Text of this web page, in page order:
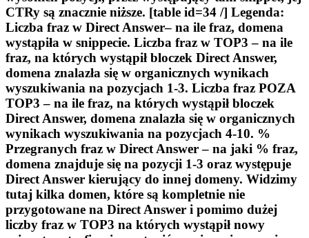
CTRy są znacznie niższe. [table id=34 /] Legenda:
Liczba fraz w Direct Answer– na ile fraz, domena
wystąpiła w snippecie. Liczba fraz w TOP3 – na ile
fraz, na których wystąpił bloczek Direct Answer,
domena znalazła się w organicznych wynikach
wyszukiwania na pozycjach 1-3. Liczba fraz POZA
TOP3 – na ile fraz, na których wystąpił bloczek
Direct Answer, domena znalazła się w organicznych
wynikach wyszukiwania na pozycjach 4-10. %
Przegranych fraz w Direct Answer– na jaki % fraz,
domena znajduje się na pozycji 1-3 oraz występuje
Direct Answer kierujący do innej domeny. Widzimy
tutaj kilka domen, które są kompletnie nie
przygotowane na Direct Answer i pomimo dużej
liczby fraz w TOP3 na których wystąpił nowy